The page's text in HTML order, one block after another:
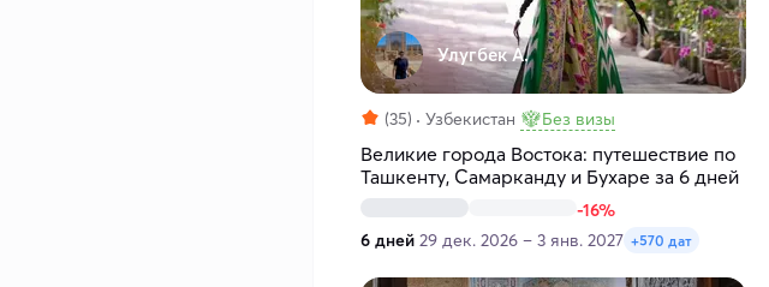
Улугбек А.
(35) Узбекистан Без визы
Великие города Востока: путешествие по
Ташкенту, Самарканду и Бухаре за 6 дней
-16%
6 дней 29 дек. 2026 – 3 янв. 2027 +570 дат